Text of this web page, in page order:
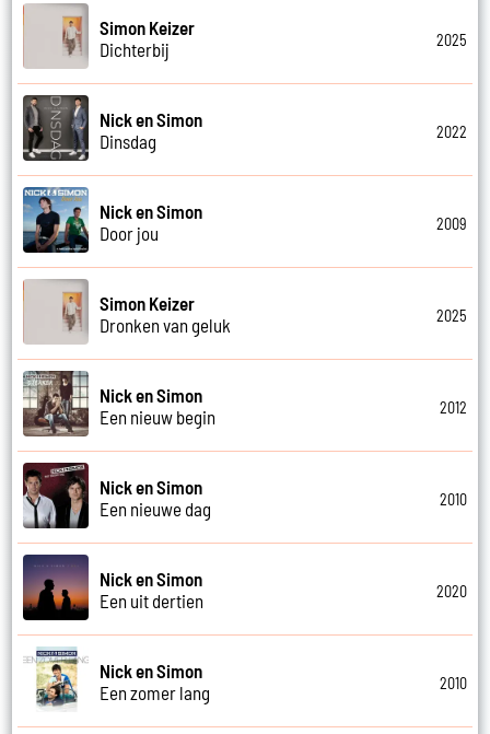
Simon Keizer
Dichterbij
2025
Nick en Simon
Dinsdag
2022
Nick en Simon
Door jou
2009
Simon Keizer
Dronken van geluk
2025
Nick en Simon
Een nieuw begin
2012
Nick en Simon
Een nieuwe dag
2010
Nick en Simon
Een uit dertien
2020
Nick en Simon
Een zomer lang
2010